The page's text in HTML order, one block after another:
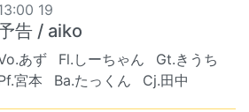
19
告 / aiko
あず Fl.しーちゃん
Gt.きうち
宮本
Ba.たっくん Cj.田中